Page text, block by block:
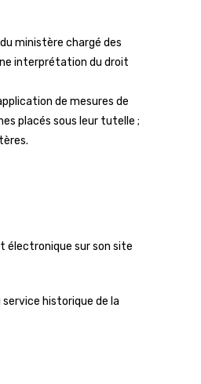
ministère chargé des
interprétation du droit
de mesures de
placés sous leur tutelle ;
électronique sur son site
historique de la